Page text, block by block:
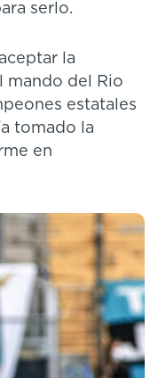
serlo.
la
mando del Rio
estatales
tomado la
en